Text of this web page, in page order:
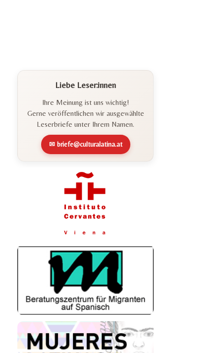
Liebe Leser:innen
Ihre Meinung ist uns wichtig!
Gerne veröffentlichen wir ausgewählte
Leserbriefe unter Ihrem Namen.
✉ briefe@culturalatina.at